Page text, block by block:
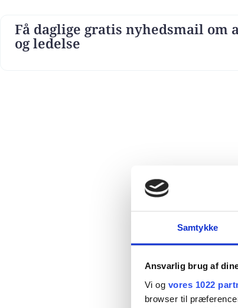
Samtykke
Ansvarlig brug af
Vi og vores 1022
browser til
Få daglige gratis nyhedsmail om
og ledelse